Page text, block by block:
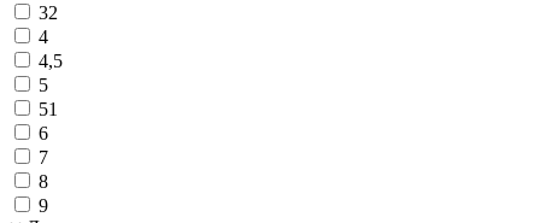
32
4
4,5
5
51
6
7
8
9